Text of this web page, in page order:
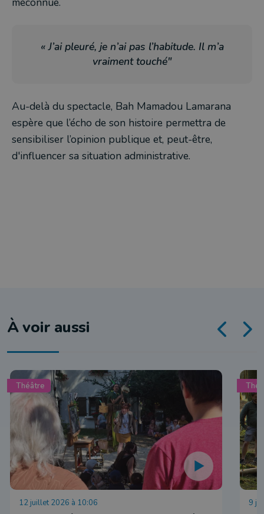
« J’ai pleuré, je n’ai pas l’habitude. Il m’a
vraiment touché"
Au-delà du spectacle, Bah Mamadou Lamarana
espère que l’écho de son histoire permettra de
sensibiliser l’opinion publique et, peut-être,
d'influencer sa situation administrative.
À voir aussi
Théâtre
12 juillet 2026 à 10:06 9